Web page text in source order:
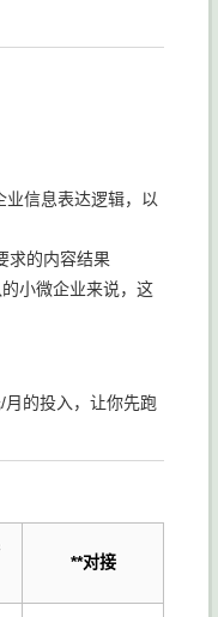
信息表达逻辑，以
求的内容结果
小微企业来说，这
的投入，让你先跑
**对接